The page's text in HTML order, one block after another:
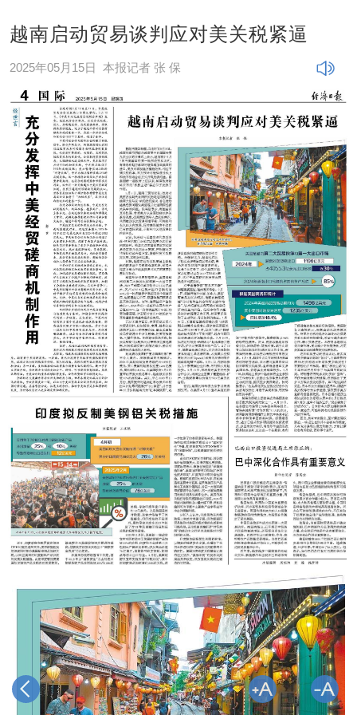
越南启动贸易谈判应对美关税紧逼
2025年05月15日 本报记者 张 保